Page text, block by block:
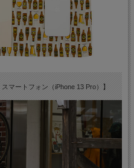
マートフォン（iPhone 13 Pro）】